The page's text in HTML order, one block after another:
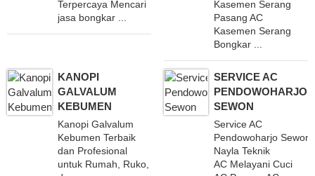
Terpercaya Mencari
jasa bongkar ...
Kasemen Serang
Pasang AC
Kasemen Serang
Bongkar ...
KANOPI
GALVALUM
KEBUMEN
Kanopi Galvalum
Kebumen Terbaik
dan Profesional
untuk Rumah, Ruko,
SERVICE AC
PENDOWOHARJO
SEWON
Service AC
Pendowoharjo
Nayla Teknik
AC Melayani Cuci